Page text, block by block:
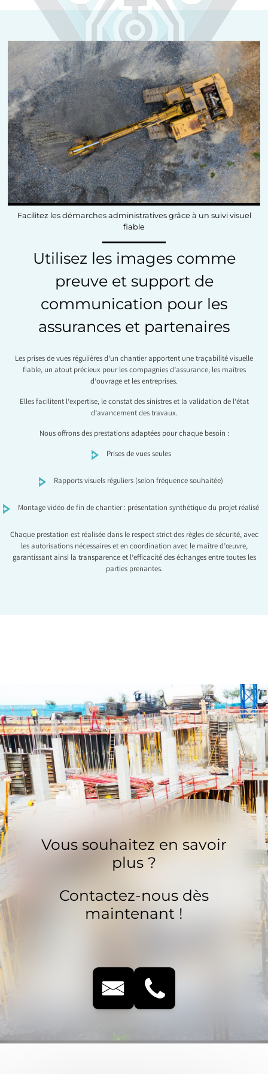
Facilitez les démarches administratives grâce à un suivi visuel
fiable
Utilisez les images comme
preuve et support de
communication pour les
assurances et partenaires
Les prises de vues régulières d’un chantier apportent une traçabilité visuelle
fiable, un atout précieux pour les compagnies d’assurance, les maîtres
d’ouvrage et les entreprises.
Elles facilitent l’expertise, le constat des sinistres et la validation de l’état
d’avancement des travaux.
Nous offrons des prestations adaptées pour chaque besoin :
Prises de vues seules
Rapports visuels réguliers (selon fréquence souhaitée)
Montage vidéo de fin de chantier : présentation synthétique du projet réalisé
Chaque prestation est réalisée dans le respect strict des règles de sécurité, avec
les autorisations nécessaires et en coordination avec le maître d’œuvre,
garantissant ainsi la transparence et l’efficacité des échanges entre toutes les
parties prenantes.
Vous souhaitez en savoir
plus ?
Contactez-nous dès
maintenant !